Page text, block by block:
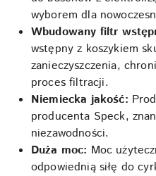
wyborem dla
Wbudowany filtr
wstępny z koszykiem
zanieczyszczenia,
proces filtracji.
Niemiecka jakość:
producenta Speck,
niezawodności.
Duża moc: Moc
odpowiednią siłę do